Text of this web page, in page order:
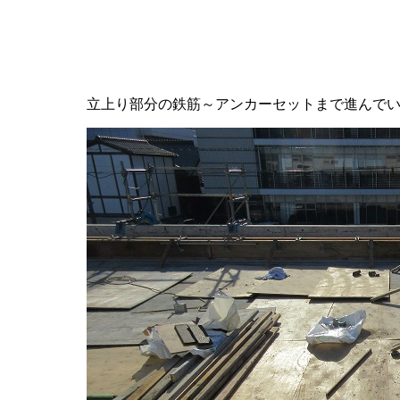
立上り部分の鉄筋～アンカーセットまで進んで